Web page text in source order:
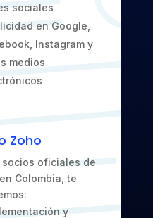
sociales
en Google,
Instagram y
medios
Zoho
socios oficiales de
Colombia, te
y